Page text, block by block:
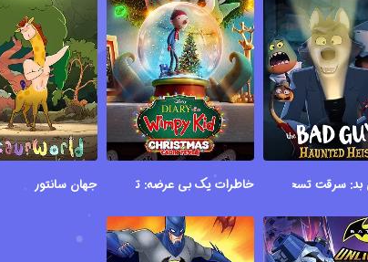
سرقت تسخیرشده خاطرات یک بی عرضه: تب کلبه جهان سانتور